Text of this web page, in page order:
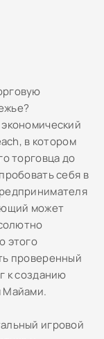
в котором
торговца до
себя в
может
этого
проверенный
к созданию
Майами.
игровой